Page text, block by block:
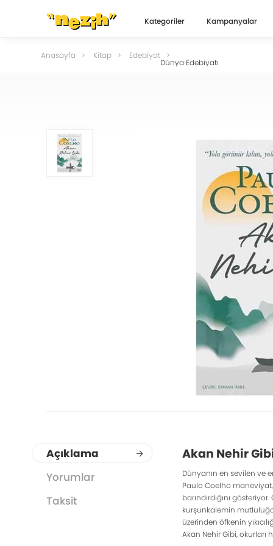
Kategoriler Kampanyalar
Anasayfa Kitap Edebiyat
Dünya Edebiyatı
Açıklama
Yorumlar
Taksit
Akan Nehir
Dünyanın en sevilen ve
Paulo Coelho
barındırdığını
kurşunkalemin
üzerinden öfkenin
Akan Nehir Gibi,